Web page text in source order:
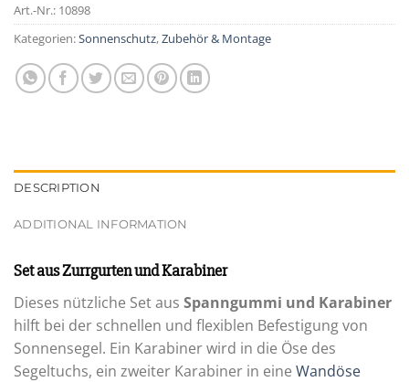
Art.-Nr.: 10898
Kategorien:Sonnenschutz,Zubehör & Montage
DESCRIPTION
ADDITIONAL INFORMATION
Set aus Zurrgurten und Karabiner
Dieses nützliche Set aus Spanngummi und Karabiner
hilft bei der schnellen und flexiblen Befestigung von
Sonnensegel. Ein Karabiner wird in die Öse des
Segeltuchs, ein zweiter Karabiner in eine Wandöse